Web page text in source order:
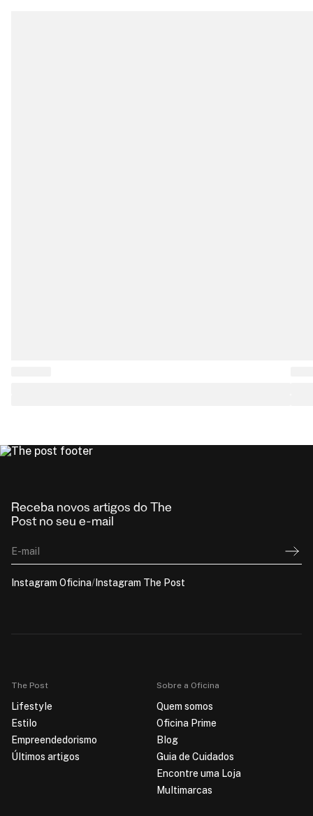
Receba novos artigos do The
Post no seu e-mail
E-mail
Instagram Oficina/ Instagram The Post
The Post
Lifestyle
Estilo
Empreendedorismo
Últimos artigos
Sobre a Oficina
Quem somos
Oficina Prime
Blog
Guia de Cuidados
Encontre uma Loja
Multimarcas